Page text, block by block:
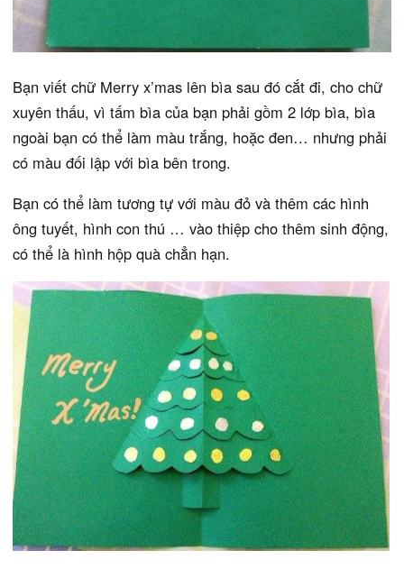
Bạn viết chữ Merry x’mas lên bìa sau đó cắt đi, cho chữ
xuyên thấu, vì tấm bìa của bạn phải gồm 2 lớp bìa, bìa
ngoài bạn có thể làm màu trắng, hoặc đen… nhưng phải
có màu đối lập với bìa bên trong.
Bạn có thể làm tương tự với màu đỏ và thêm các hình
ông tuyết, hình con thú … vào thiệp cho thêm sinh động,
có thể là hình hộp quà chẳn hạn.